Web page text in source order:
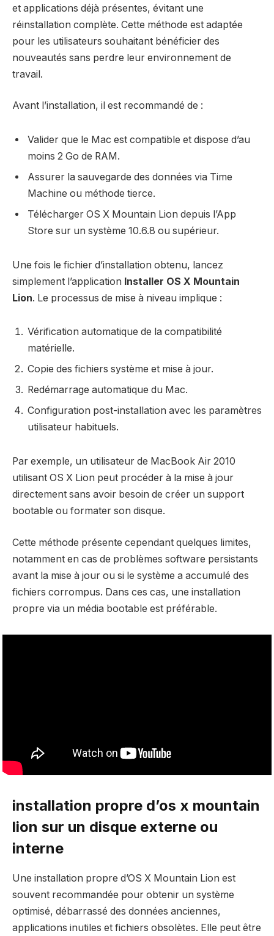
et applications déjà présentes, évitant une
réinstallation complète. Cette méthode est adaptée
pour les utilisateurs souhaitant bénéficier des
nouveautés sans perdre leur environnement de
travail.
Avant l’installation, il est recommandé de :
Valider que le Mac est compatible et dispose d’au
moins 2 Go de RAM.
Assurer la sauvegarde des données via Time
Machine ou méthode tierce.
Télécharger OS X Mountain Lion depuis l’App
Store sur un système 10.6.8 ou supérieur.
Une fois le fichier d’installation obtenu, lancez
simplement l’application Installer OS X Mountain
Lion. Le processus de mise à niveau implique :
Vérification automatique de la compatibilité
matérielle.
Copie des fichiers système et mise à jour.
Redémarrage automatique du Mac.
Configuration post-installation avec les paramètres
utilisateur habituels.
Par exemple, un utilisateur de MacBook Air 2010
utilisant OS X Lion peut procéder à la mise à jour
directement sans avoir besoin de créer un support
bootable ou formater son disque.
Cette méthode présente cependant quelques limites,
notamment en cas de problèmes software persistants
avant la mise à jour ou si le système a accumulé des
fichiers corrompus. Dans ces cas, une installation
propre via un média bootable est préférable.
installation propre d’os x mountain
lion sur un disque externe ou
interne
Une installation propre d’OS X Mountain Lion est
souvent recommandée pour obtenir un système
optimisé, débarrassé des données anciennes,
applications inutiles et fichiers obsolètes. Elle peut être